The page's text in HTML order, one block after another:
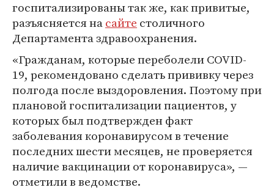
госпитализированы так же, как привитые,
разъясняется насайте столичного
Департамента здравоохранения.
«Гражданам, которые переболели COVID-
19, рекомендовано сделать прививку через
полгода после выздоровления. Поэтому при
плановой госпитализации пациентов, у
которых был подтвержден факт
заболевания коронавирусом в течение
последних шести месяцев, не проверяется
наличие вакцинации от коронавируса», —
отметили в ведомстве.